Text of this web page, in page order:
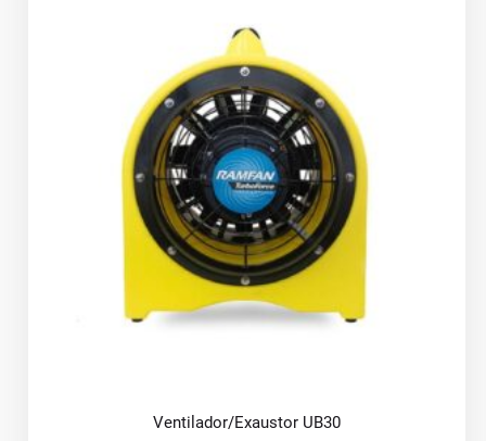
Ventilador/Exaustor UB30